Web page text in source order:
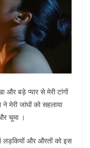
बड़े प्यार से मेरी टांगों
ने मेरी जांघों को सहलाया
चूमा ।
लड़कियों और औरतों को इस